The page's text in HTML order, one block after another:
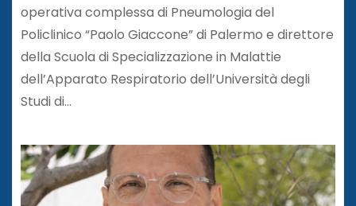
operativa complessa di Pneumologia del
Policlinico “Paolo Giaccone” di Palermo e direttore
della Scuola di Specializzazione in Malattie
dell’Apparato Respiratorio dell’Università degli
Studi di…